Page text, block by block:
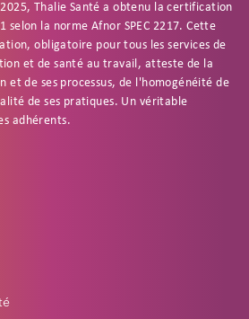
Thalie Santé a obtenu la certification
selon la norme Afnor SPEC 2217. Cette
obligatoire pour tous les services de
et de santé au travail, atteste de la
et de ses processus, de l'homogénéité de
de ses pratiques. Un véritable
adhérents.
Basse vision